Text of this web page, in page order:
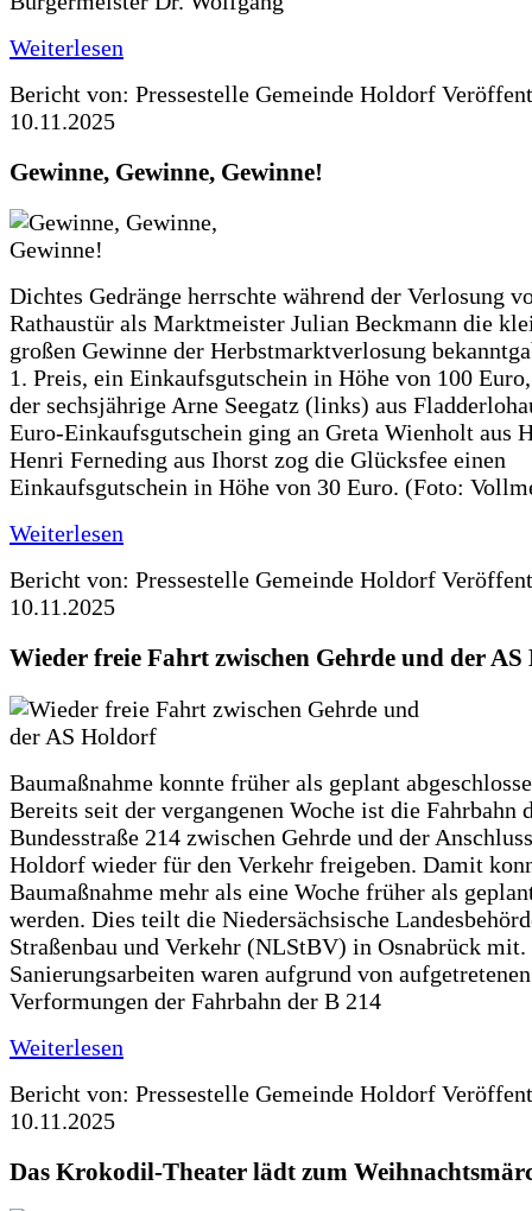
Weiterlesen
Bericht von: Pressestelle Gemeinde Holdorf
10.11.2025
Gewinne, Gewinne, Gewinne!
Dichtes Gedränge herrschte während der Verlosung
Rathaustür als Marktmeister Julian Beckmann die
großen Gewinne der Herbstmarktverlosung
1. Preis, ein Einkaufsgutschein in Höhe von 100
der sechsjährige Arne Seegatz (links) aus
Euro-Einkaufsgutschein ging an Greta Wienholt aus
Henri Ferneding aus Ihorst zog die Glücksfee einen
Einkaufsgutschein in Höhe von 30 Euro. (Foto:
Weiterlesen
Bericht von: Pressestelle Gemeinde Holdorf
10.11.2025
Wieder freie Fahrt zwischen Gehrde und der
Baumaßnahme konnte früher als geplant
Bereits seit der vergangenen Woche ist die Fahrbahn
Bundesstraße 214 zwischen Gehrde und der
Holdorf wieder für den Verkehr freigeben. Damit
Baumaßnahme mehr als eine Woche früher als
werden. Dies teilt die Niedersächsische
Straßenbau und Verkehr (NLStBV) in Osnabrück
Sanierungsarbeiten waren aufgrund von
Verformungen der Fahrbahn der B 214
Weiterlesen
Bericht von: Pressestelle Gemeinde Holdorf
10.11.2025
Das Krokodil-Theater lädt zum